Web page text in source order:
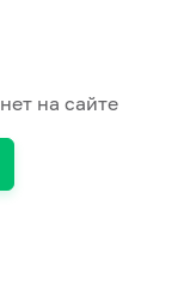
на сайте